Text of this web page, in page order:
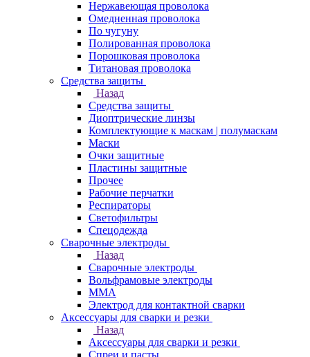
Нержавеющая проволока
Омедненная проволока
По чугуну
Полированная проволока
Порошковая проволока
Титановая проволока
Средства защиты
Назад
Средства защиты
Диоптрические линзы
Комплектующие к маскам | полумаскам
Маски
Очки защитные
Пластины защитные
Прочее
Рабочие перчатки
Респираторы
Светофильтры
Спецодежда
Сварочные электроды
Назад
Сварочные электроды
Вольфрамовые электроды
ММА
Электрод для контактной сварки
Аксессуары для сварки и резки
Назад
Аксессуары для сварки и резки
Спреи и пасты